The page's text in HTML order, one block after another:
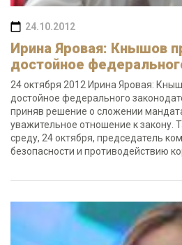
24.10.2012
Ирина Яровая: Кнышов
достойное
24 октября 2012 Ирина Яровая:
достойное федерального
приняв решение о сложении
уважительное отношение к закону.
среду, 24 октября, председатель
безопасности и противодействию